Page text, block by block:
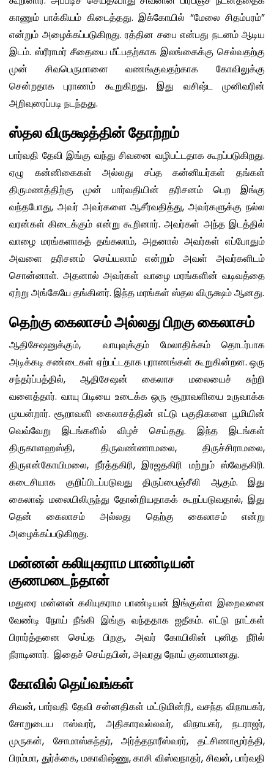
காணும் பாக்கியம் கிடைத்தது. இக்கோயில் “மேலை சிதம்பரம்”
என்றும் அழைக்கப்படுகிறது. ரத்தின சபை என்பது நடனம் ஆடிய
இடம். ஸ்ரீராமர் சீதையை மீட்பதற்காக இலங்கைக்கு செல்வதற்கு
முன் சிவபெருமானை வணங்குவதற்காக கோவிலுக்கு
சென்றதாக புராணம் கூறுகிறது. இது வசிஷ்ட முனிவரின்
அறிவுரைப்படி நடந்தது.
ஸ்தல விருக்ஷத்தின் தோற்றம்
பார்வதி தேவி இங்கு வந்து சிவனை வழிபட்டதாக கூறப்படுகிறது.
ஏழு கன்னிகைகள் அல்லது சப்த கன்னியர்கள் தங்கள்
திருமணத்திற்கு முன் பார்வதியின் தரிசனம் பெற இங்கு
வந்தபோது, ​​​​அவர் அவர்களை ஆசீர்வதித்து, அவர்களுக்கு நல்ல
வரன்கள் கிடைக்கும் என்று கூறினார். அவர்கள் அந்த இடத்தில்
வாழை மரங்களாகத் தங்கலாம், அதனால் அவர்கள் எப்போதும்
அவளை தரிசனம் செய்யலாம் என்றும் அவள் அவர்களிடம்
சொன்னாள். அதனால் அவர்கள் வாழை மரங்களின் வடிவத்தை
ஏற்று அங்கேயே தங்கினர். இந்த மரங்கள் ஸ்தல விருக்ஷம் ஆனது.
தெற்கு கைலாசம் அல்லது பிறகு கைலாசம்
ஆதிசேஷனுக்கும், வாயுவுக்கும் மேலாதிக்கம் தொடர்பாக
அடிக்கடி சண்டைகள் ஏற்பட்டதாக புராணங்கள் கூறுகின்றன. ஒரு
சந்தர்ப்பத்தில், ஆதிசேஷன் கைலாச மலையைச் சுற்றி
வளைத்தார். வாயு பிடியை உடைக்க ஒரு சூறாவளியை உருவாக்க
முயன்றார். சூறாவளி கைலாசத்தின் எட்டு பகுதிகளை பூமியின்
வெவ்வேறு இடங்களில் விழச் செய்தது. இந்த இடங்கள்
திருகாளஹஸ்தி, திருவண்ணாமலை, திருச்சிராமலை,
திருஎன்கோயிமலை, நீர்த்தகிரி, இரஜதகிரி மற்றும் ஸ்வேதகிரி.
கடைசியாக குறிப்பிடப்படுவது திருப்பைஞ்சீலி ஆகும். இது
கைலாஷ் மலையிலிருந்து தோன்றியதாகக் கூறப்படுவதால், இது
தென் கைலாசம் அல்லது தெற்கு கைலாசம் என்று
அழைக்கப்படுகிறது.
மன்னன் கலியுகராம பாண்டியன்
குணமடைந்தான்
மதுரை மன்னன் கலியுகராம பாண்டியன் இங்குள்ள இறைவனை
வேண்டி நோய் நீங்கி இங்கு வந்ததாக ஐதீகம். எட்டு நாட்கள்
பிரார்த்தனை செய்த பிறகு, அவர் கோயிலின் புனித நீரில்
நீராடினார். இதைச் செய்தபின், அவரது நோய் குணமானது.
கோவில் தெய்வங்கள்
சிவன், பார்வதி தேவி சன்னதிகள் மட்டுமின்றி, வசந்த விநாயகர்,
சோறுடைய ஈஸ்வரர், அதிகாரவல்லவர், விநாயகர், நடராஜர்,
முருகன், சோமாஸ்கந்தர், அர்த்தநாரீஸ்வரர், தட்சிணாமூர்த்தி,
பிரம்மா, துர்க்கை, மகாவிஷ்ணு, காசி விஸ்வநாதர், சிவன், பார்வதி